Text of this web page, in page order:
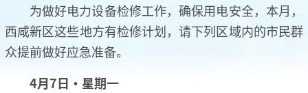
为做好电力设备检修工作，确保用电安全，本月，
西咸新区这些地方有检修计划，请下列区域内的市民群
众提前做好应急准备。
4月7日·星期一